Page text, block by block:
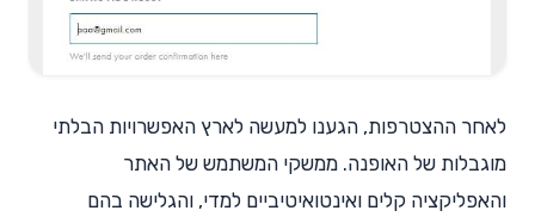
לאחר ההצטרפות, הגענו למעשה לארץ האפשרויות הבלתי
מוגבלות של האופנה. ממשקי המשתמש של האתר
והאפליקציה קלים ואינטואיטיביים למדי, והגלישה בהם